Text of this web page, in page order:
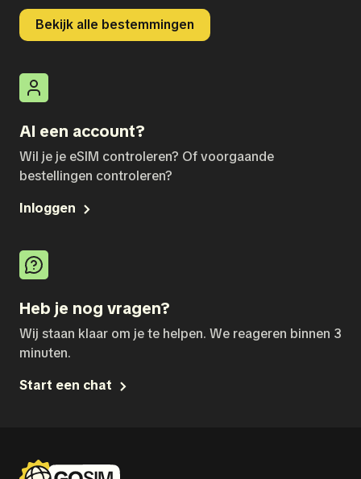
Bekijk alle bestemmingen
Al een account?
Wil je je eSIM controleren? Of voorgaande
bestellingen controleren?
Inloggen
Heb je nog vragen?
Wij staan klaar om je te helpen. We reageren binnen 3
minuten.
Start een chat